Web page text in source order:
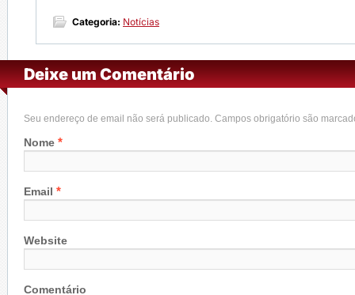
Categoria: Notícias
Deixe um Comentário
Seu endereço de email não será publicado. Campos obrigatório são
Nome *
Email *
Website
Comentário